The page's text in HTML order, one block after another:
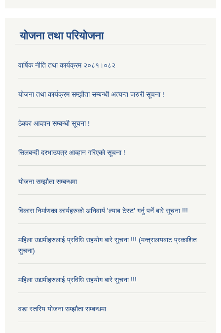
योजना तथा परियोजना
वार्षिक नीति तथा कार्यक्रम २०८१।०८२
योजना तथा कार्यक्रम सम्झौता सम्बन्धी अत्यन्त जरुरी सूचना !
ठेक्का आव्हान सम्बन्धी सूचना !
सिलबन्दी दरभाउपत्र आव्हान गरिएको सूचना !
योजना सम्झौता सम्बन्धमा
विकास निर्माणका कार्यहरुको अनिवार्य 'ल्याब टेस्ट' गर्नु पर्ने बारे सूचना !!!
महिला उद्यमीहरुलाई प्रविधि सहयोग बारे सुचना !!! (मन्त्रालयबाट प्रकाशित
सुचना)
महिला उद्यमीहरुलाई प्रविधि सहयोग बारे सुचना !!!
वडा स्तरिय योजना सम्झौता सम्बन्धमा